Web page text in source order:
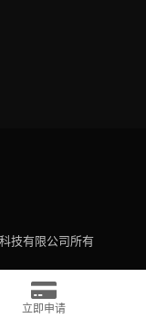
技有限公司所有
立即申请